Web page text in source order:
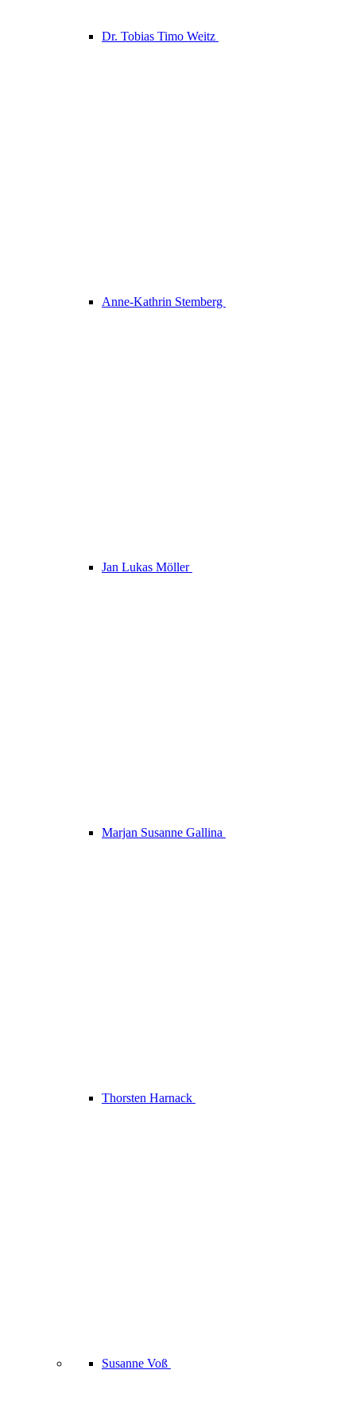
Dr. Tobias Timo Weitz
Anne-Kathrin Stemberg
Jan Lukas Möller
Marjan Susanne Gallina
Thorsten Harnack
Susanne Voß